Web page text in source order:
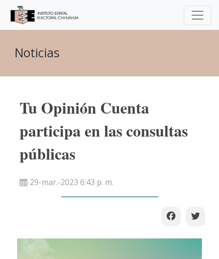
Noticias
Tu Opinión Cuenta
participa en las consultas
públicas
29-mar.-2023 6:43 p. m.